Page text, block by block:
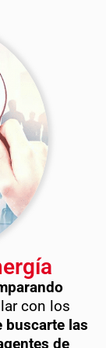
con los
buscarte las
de